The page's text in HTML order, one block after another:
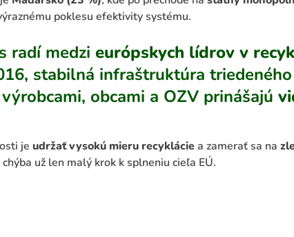
poklesu efektivity systému.
radí medzi európskych lídrov v
stabilná infraštruktúra
obcami a OZV prinášajú
je udržať vysokú mieru recykláciea zamerať sa na
chýba už len malý krok k splneniu cieľa EÚ.